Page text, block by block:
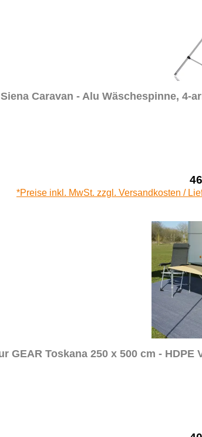
Caravan - Alu Wäschespinne,
*Preise inkl. MwSt. zzgl. Versandkosten /
GEAR Toskana 250 x 500 cm -